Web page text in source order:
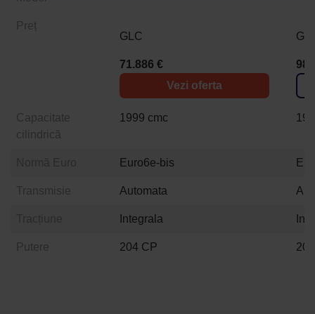
Preț
Capacitate
cilindrică
Transmisie
Putere
GLC
71.886 €
Vezi oferta
1999 cmc
Euro6e-bis
Automata
Integrala
204 CP